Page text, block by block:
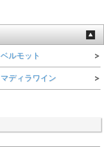
ベルモット
マディラワイン